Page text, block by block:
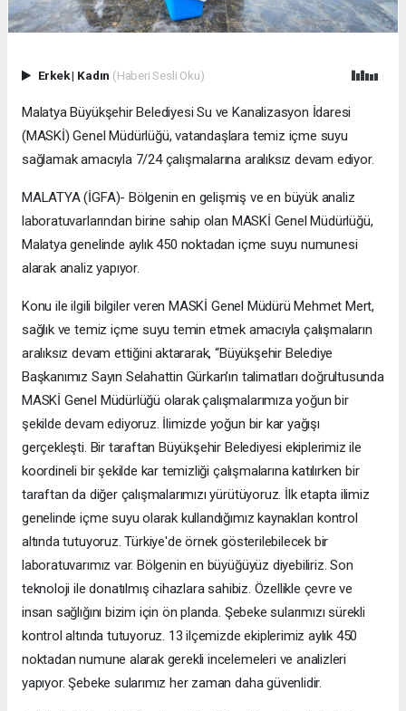
Erkek| Kadın (Haberi Sesli Oku)
Malatya Büyükşehir Belediyesi Su ve Kanalizasyon İdaresi
(MASKİ) Genel Müdürlüğü, vatandaşlara temiz içme suyu
sağlamak amacıyla 7/24 çalışmalarına aralıksız devam ediyor.
MALATYA (İGFA)- Bölgenin en gelişmiş ve en büyük analiz
laboratuvarlarından birine sahip olan MASKİ Genel Müdürlüğü,
Malatya genelinde aylık 450 noktadan içme suyu numunesi
alarak analiz yapıyor.
Konu ile ilgili bilgiler veren MASKİ Genel Müdürü Mehmet Mert,
sağlık ve temiz içme suyu temin etmek amacıyla çalışmaların
aralıksız devam ettiğini aktararak, “Büyükşehir Belediye
Başkanımız Sayın Selahattin Gürkan’ın talimatları doğrultusunda
MASKİ Genel Müdürlüğü olarak çalışmalarımıza yoğun bir
şekilde devam ediyoruz. İlimizde yoğun bir kar yağışı
gerçekleşti. Bir taraftan Büyükşehir Belediyesi ekiplerimiz ile
koordineli bir şekilde kar temizliği çalışmalarına katılırken bir
taraftan da diğer çalışmalarımızı yürütüyoruz. İlk etapta ilimiz
genelinde içme suyu olarak kullandığımız kaynakları kontrol
altında tutuyoruz. Türkiye'de örnek gösterilebilecek bir
laboratuvarımız var. Bölgenin en büyüğüyüz diyebiliriz. Son
teknoloji ile donatılmış cihazlara sahibiz. Özellikle çevre ve
insan sağlığını bizim için ön planda. Şebeke sularımızı sürekli
kontrol altında tutuyoruz. 13 ilçemizde ekiplerimiz aylık 450
noktadan numune alarak gerekli incelemeleri ve analizleri
yapıyor. Şebeke sularımız her zaman daha güvenlidir.